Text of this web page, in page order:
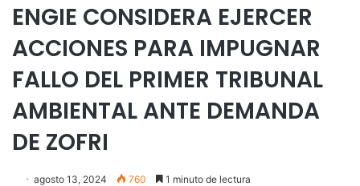
ENGIE CONSIDERA EJERCER
ACCIONES PARA IMPUGNAR
FALLO DEL PRIMER TRIBUNAL
AMBIENTAL ANTE DEMANDA
DE ZOFRI
agosto 13, 2024 760 1 minuto de lectura